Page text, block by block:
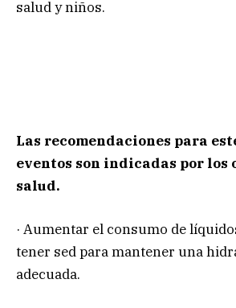
salud y niños.
Las recomendaciones para
eventos son indicadas por los
salud.
· Aumentar el consumo de
tener sed para mantener una
adecuada.